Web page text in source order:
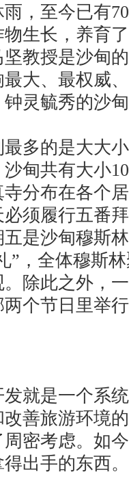
至今已有
生长，养育
教授是沙甸
大、最权威
灵毓秀的沙
的是大大小
甸共有大小
分布在各个
须履行五番
是沙甸穆斯
”，全体穆斯
除此之外，
个节日里举
是一个系统
善旅游环境
密考虑。如
出手的东西。